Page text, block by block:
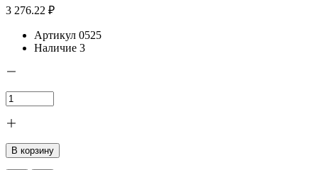
3 276.22 ₽
Артикул 0525
Наличие 3
В корзину